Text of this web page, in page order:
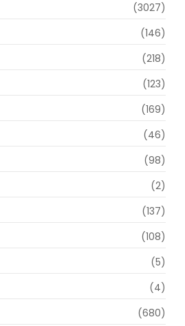
(3027)
(146)
(218)
(123)
(169)
(46)
(98)
(2)
(137)
(108)
(5)
(4)
(680)